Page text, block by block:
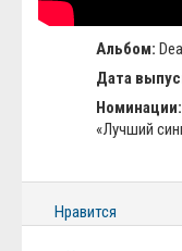
Альбом:
Дата
Номинации:
«Лучший
Нравится